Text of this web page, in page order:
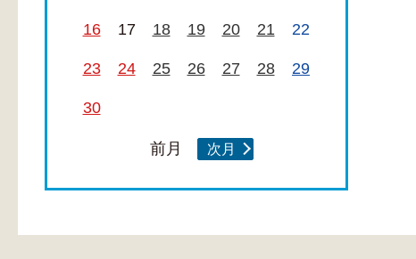
16 17 18 19 20 21 22
23 24 25 26 27 28 29
30
前月 次月